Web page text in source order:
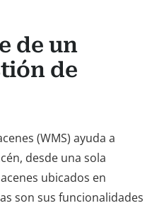
de un
de
(WMS) ayuda a
desde una sola
ubicados en
son sus funcionalidades